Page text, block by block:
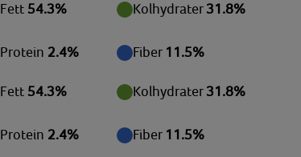
Fett 54.3% Kolhydrater 31.8%
Protein 2.4% Fiber 11.5%
Fett 54.3% Kolhydrater 31.8%
Protein 2.4% Fiber 11.5%